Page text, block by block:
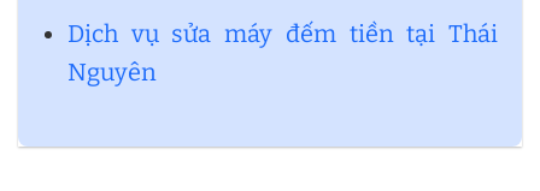
Dịch vụ sửa máy đếm tiền tại Thái
Nguyên